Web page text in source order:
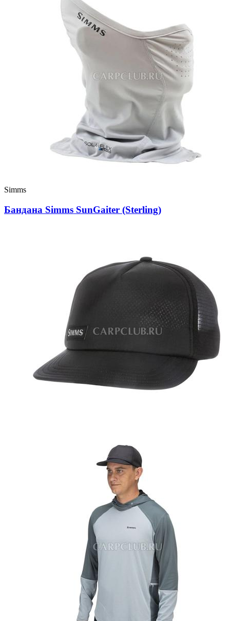
Simms
Бандана Simms SunGaiter (Sterling)